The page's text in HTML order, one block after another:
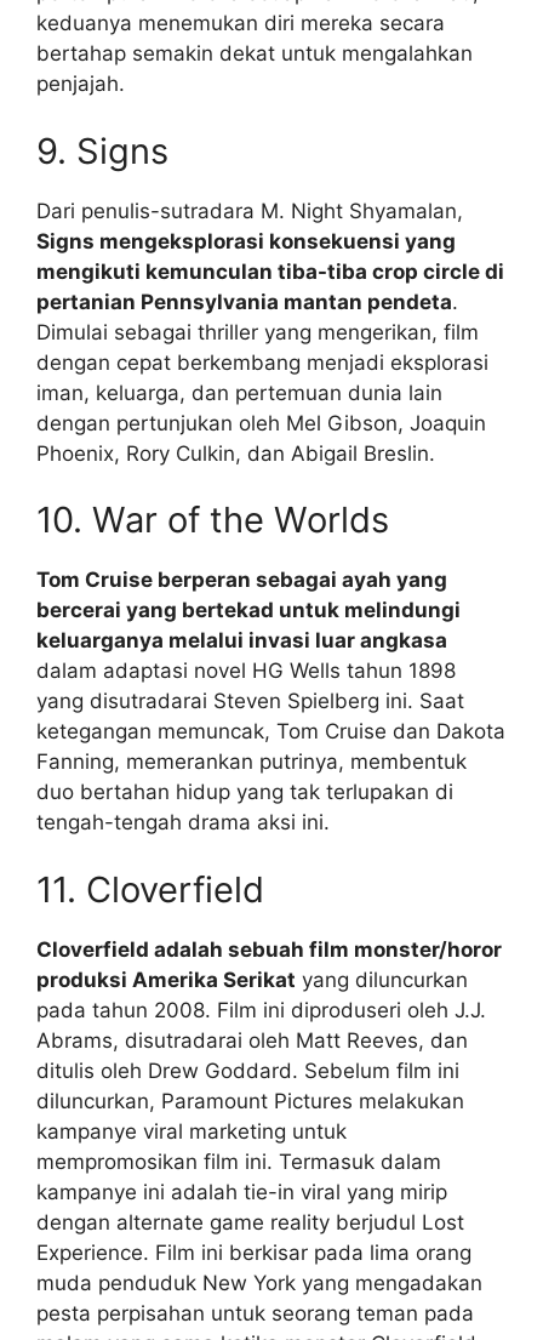
keduanya menemukan diri mereka secara
bertahap semakin dekat untuk mengalahkan
penjajah.
9. Signs
Dari penulis-sutradara M. Night Shyamalan,
Signs mengeksplorasi konsekuensi yang
mengikuti kemunculan tiba-tiba crop circle di
pertanian Pennsylvania mantan pendeta.
Dimulai sebagai thriller yang mengerikan, film
dengan cepat berkembang menjadi eksplorasi
iman, keluarga, dan pertemuan dunia lain
dengan pertunjukan oleh Mel Gibson, Joaquin
Phoenix, Rory Culkin, dan Abigail Breslin.
10. War of the Worlds
Tom Cruise berperan sebagai ayah yang
bercerai yang bertekad untuk melindungi
keluarganya melalui invasi luar angkasa
dalam adaptasi novel HG Wells tahun 1898
yang disutradarai Steven Spielberg ini. Saat
ketegangan memuncak, Tom Cruise dan Dakota
Fanning, memerankan putrinya, membentuk
duo bertahan hidup yang tak terlupakan di
tengah-tengah drama aksi ini.
11. Cloverfield
Cloverfield adalah sebuah film monster/horor
produksi Amerika Serikat yang diluncurkan
pada tahun 2008. Film ini diproduseri oleh J.J.
Abrams, disutradarai oleh Matt Reeves, dan
ditulis oleh Drew Goddard. Sebelum film ini
diluncurkan, Paramount Pictures melakukan
kampanye viral marketing untuk
mempromosikan film ini. Termasuk dalam
kampanye ini adalah tie-in viral yang mirip
dengan alternate game reality berjudul Lost
Experience. Film ini berkisar pada lima orang
muda penduduk New York yang mengadakan
pesta perpisahan untuk seorang teman pada